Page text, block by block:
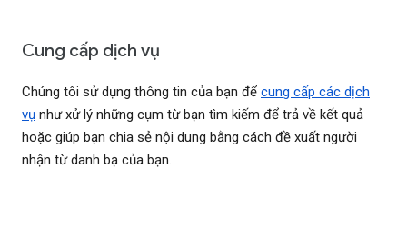
Cung cấp dịch vụ
Chúng tôi sử dụng thông tin của bạn để cung cấp các dịch
vụ như xử lý những cụm từ bạn tìm kiếm để trả về kết quả
hoặc giúp bạn chia sẻ nội dung bằng cách đề xuất người
nhận từ danh bạ của bạn.